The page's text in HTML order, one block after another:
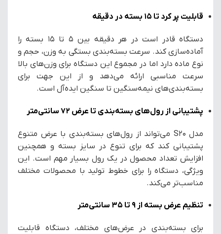
قابلیت پر کرد تا 15 بسته در دقیقه
دستگاه قادر است در هر دقیقه بین ۵ تا ۱۵ بسته را
آماده‌سازی کند. سرعت بسته‌بندی بستگی به وزن، حجم و
نوع ماده دارد اما در مجموع این دستگاه برای وزن‌های بالا
سرعت مناسبی ارائه می‌دهد و از این جهت برای
بسته‌بندی‌های نیمه‌سنگین تا سنگین ایده‌آل است.
پشتیبانی از رول‌های بسته‌بندی تا عرض 72 سانتی‌متر
مدل S20 می‌تواند از رول‌های بسته‌بندی با عرض متنوع
پشتیبانی کند که برای تنوع در سایز بسته و همچنین
افزایش تعداد محصول در یک رول بسیار مهم است. این
ویژگی، دستگاه را برای خطوط تولید با محصولات مختلف
مناسب‌تر می‌کند.
تنظیم عرض بسته از 9 تا 35 سانتی‌متر
برای بسته‌بندی در عرض‌های مختلف، دستگاه قابلیت